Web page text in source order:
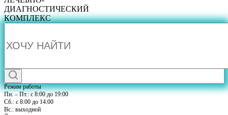
ДИАГНОСТИЧЕСКИЙ
КОМПЛЕКС
Режим работы
Пн. – Пт.: с 8:00 до 19:00
Сб.: с 8:00 до 14:00
Вс.: выходной